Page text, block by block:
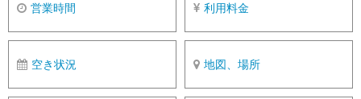
営業時間 利用料金
空き状況 地図、場所